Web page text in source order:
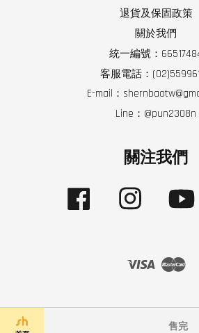
售完
退貨及保固政策
關於我們
統一編號：
客服電話：
E-mail：
Line：@pun2308n
關注我們
Facebook Instagram
Visa